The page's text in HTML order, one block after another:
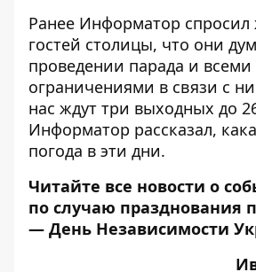
Ранее Информатор спросил
гостей столицы, что они
проведении парада и всеми
ограничениями в связи с
нас ждут три выходных до
Информатор рассказал,
погода в эти дни.
Читайте все новости о
по случаю празднования
— День Независимости